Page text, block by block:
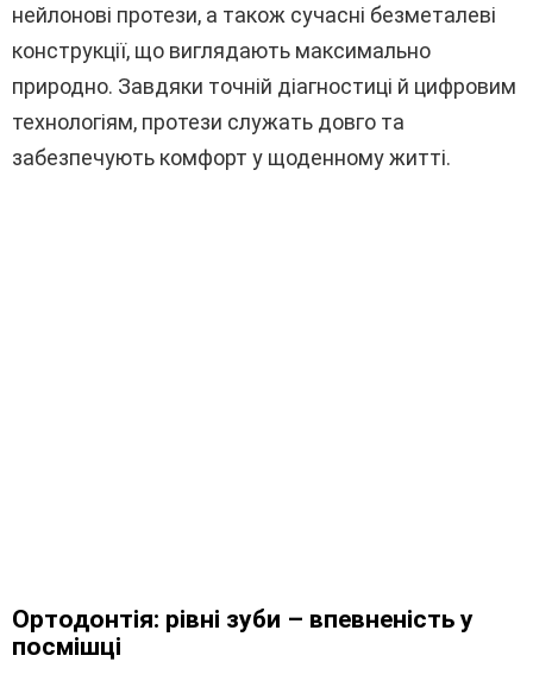
нейлонові протези, а також сучасні безметалеві
конструкції, що виглядають максимально
природно. Завдяки точній діагностиці й цифровим
технологіям, протези служать довго та
забезпечують комфорт у щоденному житті.
Ортодонтія: рівні зуби – впевненість у
посмішці